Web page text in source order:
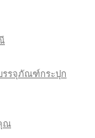
รรจุภัณฑ์กระปุก
ณ